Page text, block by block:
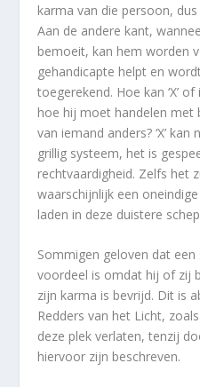
karma van die persoon,
Aan de andere kant,
bemoeit, kan hem worden
gehandicapte helpt en
toegerekend. Hoe kan ‘X’
hoe hij moet handelen met
van iemand anders? ‘X’
grillig systeem, het is
rechtvaardigheid. Zelfs het
waarschijnlijk een
laden in deze duistere
Sommigen geloven dat
voordeel is omdat hij of zij
zijn karma is bevrijd. Dit is
Redders van het Licht,
deze plek verlaten, tenzij
hiervoor zijn beschreven.